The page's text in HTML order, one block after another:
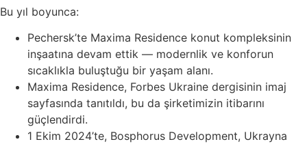
Bu yıl boyunca:
Pechersk’te Maxima Residence konut kompleksinin
inşaatına devam ettik — modernlik ve konforun
sıcaklıkla buluştuğu bir yaşam alanı.
Maxima Residence, Forbes Ukraine dergisinin imaj
sayfasında tanıtıldı, bu da şirketimizin itibarını
güçlendirdi.
1 Ekim 2024’te, Bosphorus Development, Ukrayna